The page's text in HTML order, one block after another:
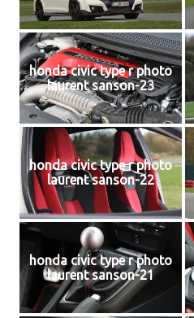
honda civic type r photo
laurent sanson-23
honda civic type r photo
laurent sanson-22
honda civic type r photo
laurent sanson-21